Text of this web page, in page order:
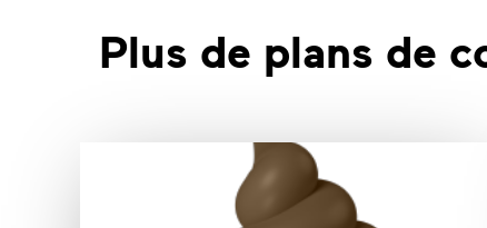
Plus de plans de